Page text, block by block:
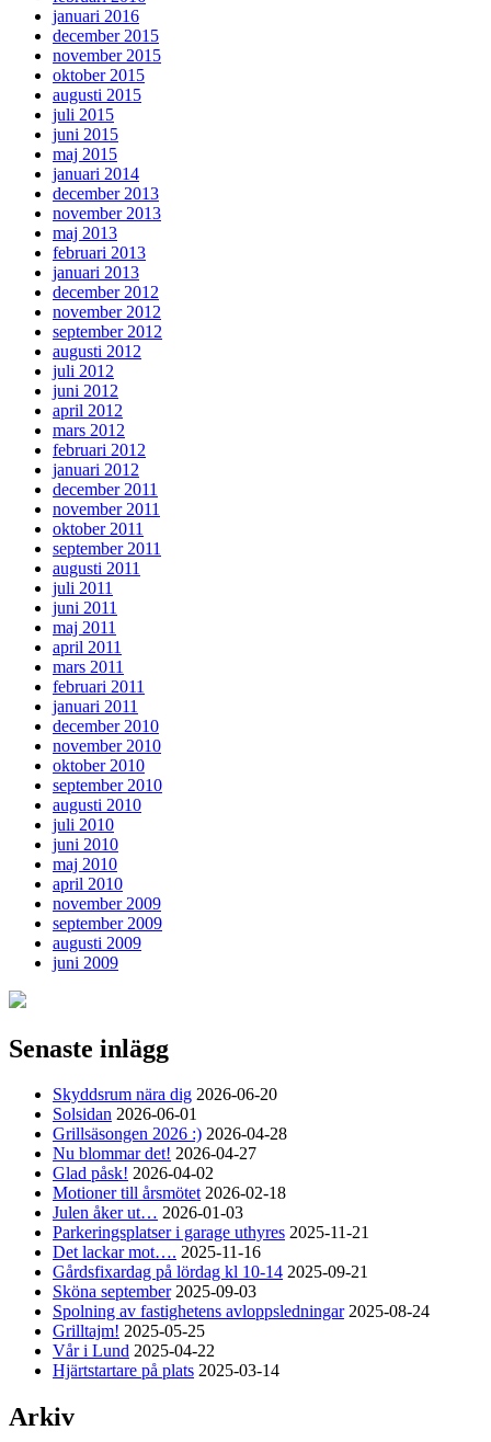
januari 2016
december 2015
november 2015
oktober 2015
augusti 2015
juli 2015
juni 2015
maj 2015
januari 2014
december 2013
november 2013
maj 2013
februari 2013
januari 2013
december 2012
november 2012
september 2012
augusti 2012
juli 2012
juni 2012
april 2012
mars 2012
februari 2012
januari 2012
december 2011
november 2011
oktober 2011
september 2011
augusti 2011
juli 2011
juni 2011
maj 2011
april 2011
mars 2011
februari 2011
januari 2011
december 2010
november 2010
oktober 2010
september 2010
augusti 2010
juli 2010
juni 2010
maj 2010
april 2010
november 2009
september 2009
augusti 2009
juni 2009
Senaste inlägg
Skyddsrum nära dig 2026-06-20
Solsidan 2026-06-01
Grillsäsongen 2026 :) 2026-04-28
Nu blommar det! 2026-04-27
Glad påsk! 2026-04-02
Motioner till årsmötet 2026-02-18
Julen åker ut… 2026-01-03
Parkeringsplatser i garage uthyres 2025-11-21
Det lackar mot…. 2025-11-16
Gårdsfixardag på lördag kl 10-14 2025-09-21
Sköna september 2025-09-03
Spolning av fastighetens avloppsledningar 2025-08-24
Grilltajm! 2025-05-25
Vår i Lund 2025-04-22
Hjärtstartare på plats 2025-03-14
Arkiv